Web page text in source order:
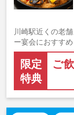
川崎駅近くの老
ー宴会におすすめ
限定
特典
ご